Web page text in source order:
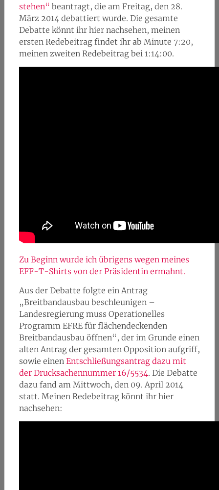
stehen“ beantragt, die am Freitag, den 28.
März 2014 debattiert wurde. Die gesamte
Debatte könnt ihr hier nachsehen, meinen
ersten Redebeitrag findet ihr ab Minute 7:20,
meinen zweiten Redebeitrag bei 1:14:00.
Zu Beginn wurde ich übrigens wegen meines
EFF-T-Shirts von der Präsidentin ermahnt.
Aus der Debatte folgte ein Antrag
„Breitbandausbau beschleunigen –
Landesregierung muss Operationelles
Programm EFRE für flächendeckenden
Breitbandausbau öffnen“, der im Grunde einen
alten Antrag der gesamten Opposition aufgriff,
sowie einen Entschließungsantrag dazu mit
der Drucksachennummer 16/5534. Die Debatte
dazu fand am Mittwoch, den 09. April 2014
statt. Meinen Redebeitrag könnt ihr hier
nachsehen: